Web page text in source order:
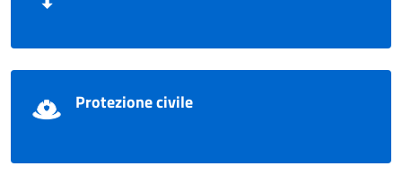
Protezione civile